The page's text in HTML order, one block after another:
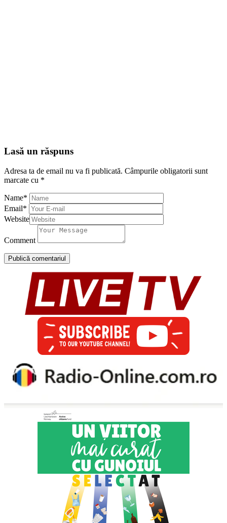
Lasă un răspuns
Adresa ta de email nu va fi publicată. Câmpurile obligatorii sunt
marcate cu *
Name*
Email*
Website
Comment